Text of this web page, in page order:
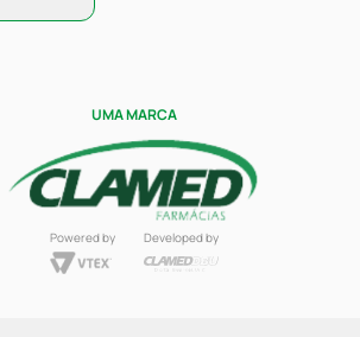
UMA MARCA
Powered by Developed by